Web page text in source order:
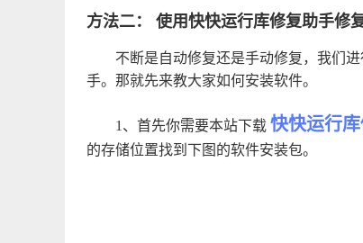
方法二： 使用快快运行库修复助手修
不断是自动修复还是手动修复，我们
手。那就先来教大家如何安装软件。
1、首先你需要本站下载 快快运行库
的存储位置找到下图的软件安装包。